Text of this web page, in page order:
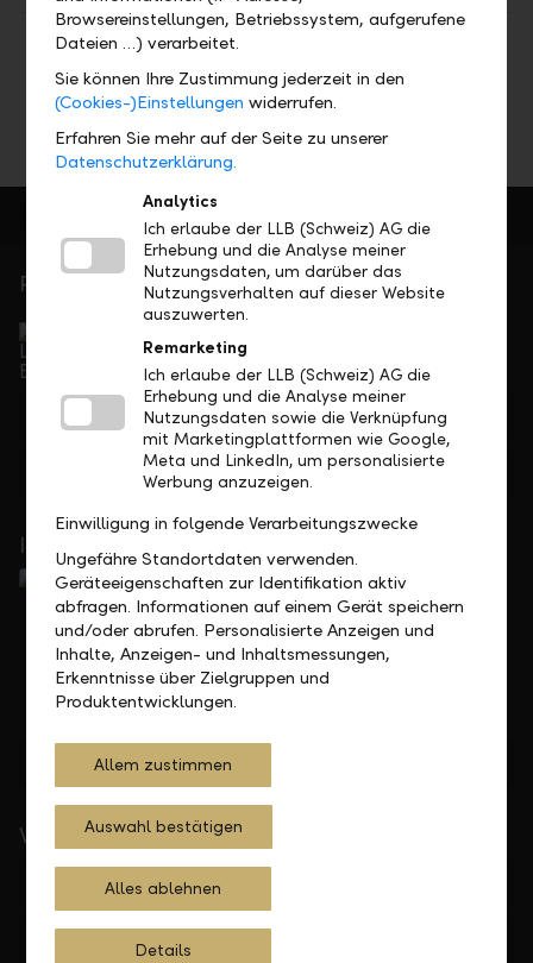
Teilen
Persönlich für Sie da
Service Direkt
Telefonisch erreichbar von Montag bis Freitag, 08.00
bis 17.30 Uhr
+41 55 285 71 11
Feedback Anfrage
In Ihrer Nähe
Standorte finden
Wichtige Links
Browsereinstellungen, Betriebssystem, aufgerufene
Dateien …) verarbeitet.
Sie können Ihre Zustimmung jederzeit in den
(Cookies-)Einstellungen widerrufen.
Erfahren Sie mehr auf der Seite zu unserer
Datenschutzerklärung.
Analytics
Ich erlaube der LLB (Schweiz) AG die
Erhebung und die Analyse meiner
Nutzungsdaten, um darüber das
Nutzungsverhalten auf dieser Website
auszuwerten.
Remarketing
Ich erlaube der LLB (Schweiz) AG die
Erhebung und die Analyse meiner
Nutzungsdaten sowie die Verknüpfung
mit Marketingplattformen wie Google,
Meta und LinkedIn, um personalisierte
Werbung anzuzeigen.
Einwilligung in folgende Verarbeitungszwecke
Ungefähre Standortdaten verwenden.
Geräteeigenschaften zur Identifikation aktiv
abfragen. Informationen auf einem Gerät speichern
und/oder abrufen. Personalisierte Anzeigen und
Inhalte, Anzeigen- und Inhaltsmessungen,
Erkenntnisse über Zielgruppen und
Produktentwicklungen.
Allem zustimmen
Auswahl bestätigen
Alles ablehnen
Details